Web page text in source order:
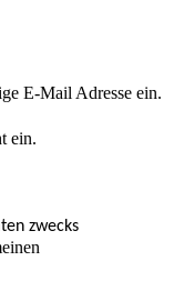
E-Mail Adresse ein.
ein.
zwecks